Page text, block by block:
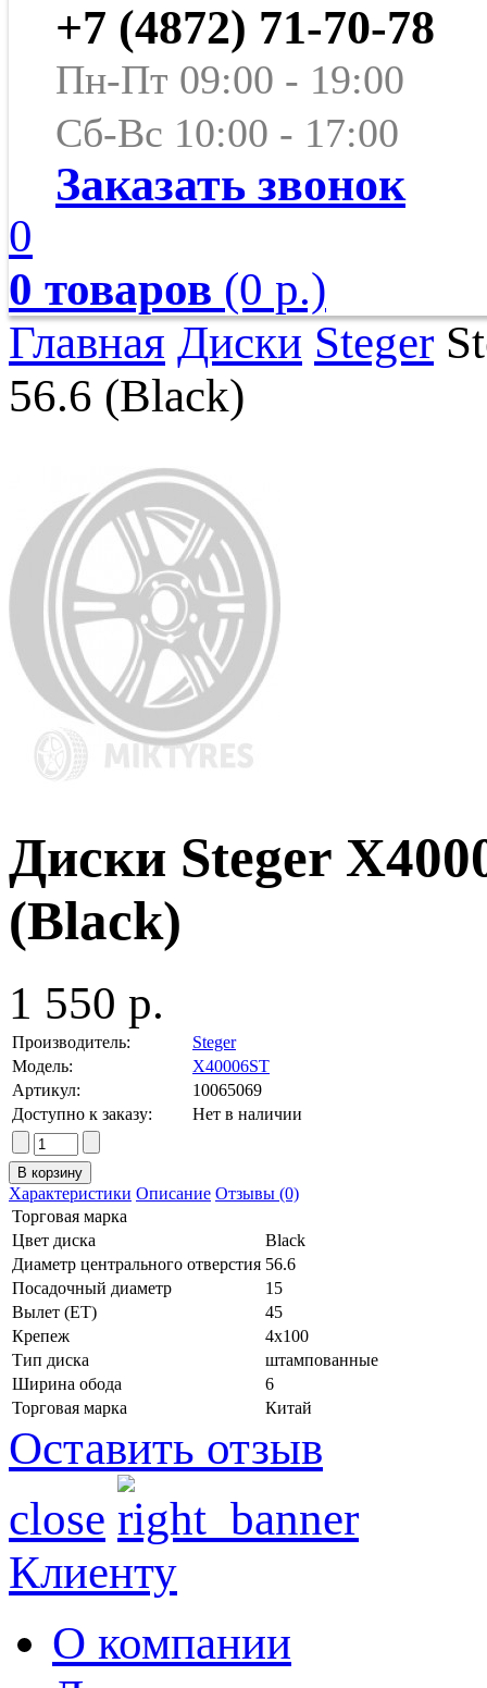
+7 (4872) 71-70-78
Пн-Пт 09:00 - 19:00
Сб-Вс 10:00 - 17:00
Заказать звонок
0
0 товаров (0 р.)
Главная Диски Steger
56.6 (Black)
Диски Steger
(Black)
1 550 р.
Производитель:
Steger
Модель:
X40006ST
Артикул:
10065069
Доступно к заказу:
Нет в наличии
Характеристики Описание Отзывы (0)
Торговая марка
Цвет диска
Black
Диаметр центрального отверстия 56.6
Посадочный диаметр
15
Вылет (ET)
45
Крепеж
4x100
Тип диска
штампованные
Ширина обода
6
Торговая марка
Китай
Оставить отзыв
close
Клиенту
О компании